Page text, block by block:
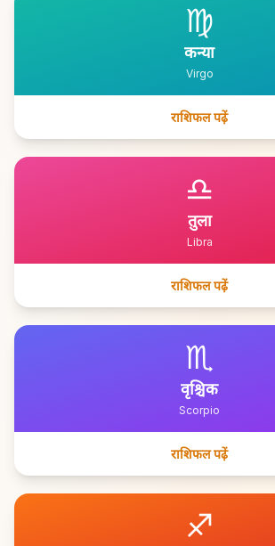
♍
कन्या
Virgo
राशिफल पढ़ें
♎
तुला
Libra
राशिफल पढ़ें
♏
वृश्चिक
Scorpio
राशिफल पढ़ें
♐